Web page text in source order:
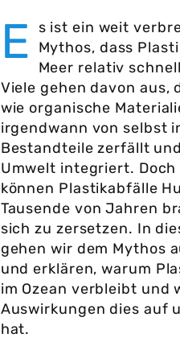
E
s ist ein weit
Mythos, dass
Meer relativ
Viele gehen davon aus,
wie organische
irgendwann von selbst
Bestandteile zerfällt
Umwelt integriert. Doch
können Plastikabfälle
Tausende von Jahren
sich zu zersetzen. In
gehen wir dem Mythos
und erklären, warum
im Ozean verbleibt und
Auswirkungen dies auf
hat.